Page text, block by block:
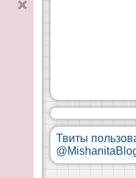
ск
Твиты